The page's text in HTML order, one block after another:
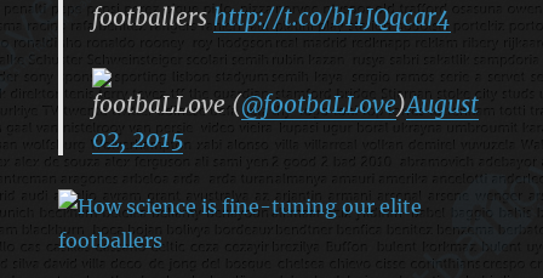
footballers http://t.co/bI1JQqcar4
footbaLLove (@footbaLLove)August
02, 2015